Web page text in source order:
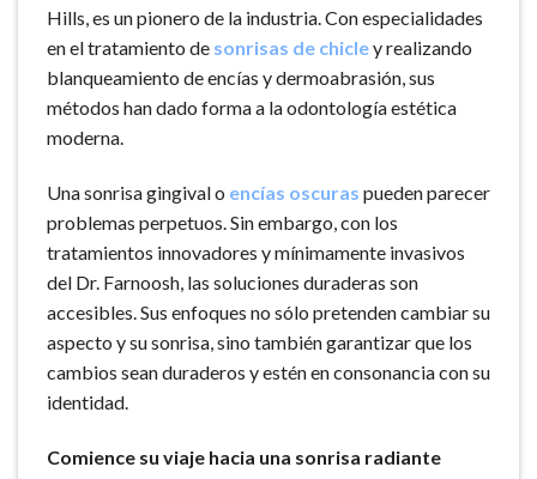
Hills, es un pionero de la industria. Con especialidades
en el tratamiento de sonrisas de chicley realizando
blanqueamiento de encías y dermoabrasión, sus
métodos han dado forma a la odontología estética
moderna.
Una sonrisa gingival o encías oscuras pueden parecer
problemas perpetuos. Sin embargo, con los
tratamientos innovadores y mínimamente invasivos
del Dr. Farnoosh, las soluciones duraderas son
accesibles. Sus enfoques no sólo pretenden cambiar su
aspecto y su sonrisa, sino también garantizar que los
cambios sean duraderos y estén en consonancia con su
identidad.
Comience su viaje hacia una sonrisa radiante